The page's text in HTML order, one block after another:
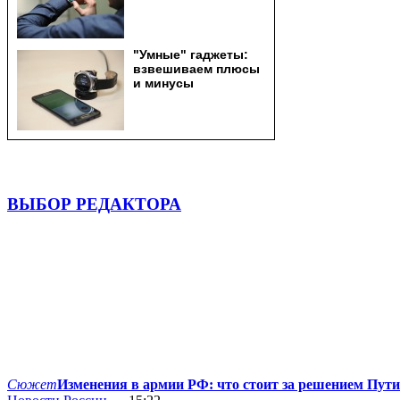
ВЫБОР РЕДАКТОРА
СюжетИзменения в армии РФ: что стоит за решением